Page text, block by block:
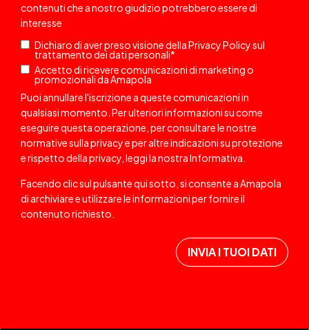
contenuti che a nostro giudizio potrebbero essere di
interesse
Dichiaro di aver preso visione dellaPrivacy Policysul
trattamento dei dati personali*
Accetto di ricevere comunicazioni di marketing o
promozionali da Amapola
Puoi annullare l'iscrizione a queste comunicazioni in
qualsiasi momento. Per ulteriori informazioni su come
eseguire questa operazione, per consultare le nostre
normative sulla privacy e per altre indicazioni su protezione
e rispetto della privacy, leggi la nostraInformativa
Facendo clic sul pulsante qui sotto, si consente a Amapola
di archiviare e utilizzare le informazioni per fornire il
contenuto richiesto.